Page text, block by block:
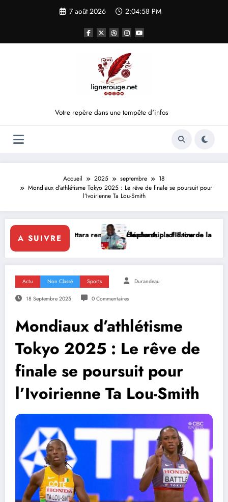
7 août 2026 2:04:59 PM
Votre repère dans une tempête d'infos
Accueil 2025 septembre
18
Mondiaux d’athlétisme Tokyo 2025 : Le rêve de finale se poursuit pour
l’Ivoirienne Ta Lou-Smith
A SUIVRE
renforce le leadership solidaire de la Côte d’Ivoire en Afrique
Éléphants : la FIF tourne la page Emerse Faé
Actu Non Classé Sports Durandeau
18 Septembre 2025 0 Commentaires
Mondiaux d’athlétisme
Tokyo 2025 : Le rêve de
finale se poursuit pour
l’Ivoirienne Ta Lou-Smith